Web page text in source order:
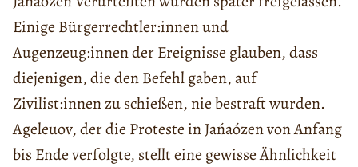
Einige Bürgerrechtler:innen und
Augenzeug:innen der Ereignisse glauben, dass
diejenigen, die den Befehl gaben, auf
Zivilist:innen zu schießen, nie bestraft wurden.
Ageleuov, der die Proteste in Jańaózen von Anfang
bis Ende verfolgte, stellt eine gewisse Ähnlichkeit